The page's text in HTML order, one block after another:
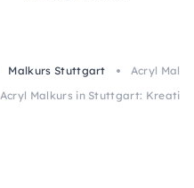
Malkurs Stuttgart
Acryl
Acryl Malkurs in Stuttgart: Kreativ